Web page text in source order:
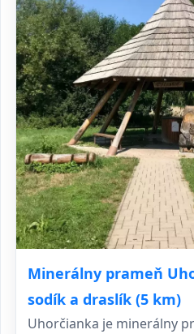
Minerálny prameň
sodík a draslík (5 km)
Uhorčianka je minerálny